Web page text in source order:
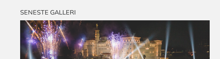
SENESTE GALLERI